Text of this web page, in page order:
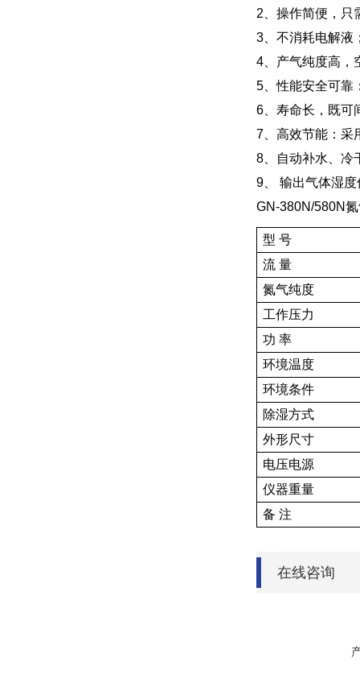
2、操作简便，只
3、不消耗电解液
4、产气纯度高，
5、性能安全可靠
6、寿命长，既可
7、高效节能：采
8、自动补水、冷
9、 输出气体湿
GN-380N/580N
型 号
流 量
氮气纯度
工作压力
功 率
环境温度
环境条件
除湿方式
外形尺寸
电压电源
仪器重量
备 注
在线咨询